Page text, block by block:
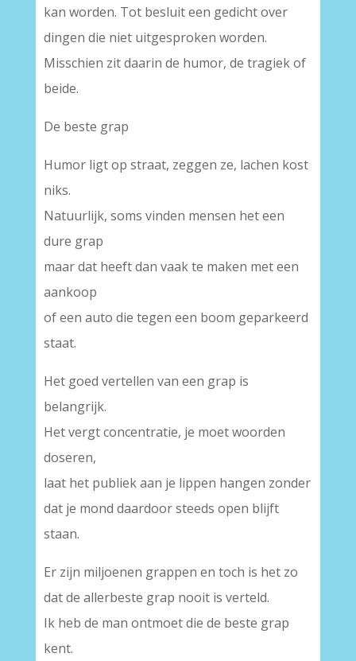
kan worden. Tot besluit een gedicht over
dingen die niet uitgesproken worden.
Misschien zit daarin de humor, de tragiek of
beide.
De beste grap
Humor ligt op straat, zeggen ze, lachen kost
niks.
Natuurlijk, soms vinden mensen het een
dure grap
maar dat heeft dan vaak te maken met een
aankoop
of een auto die tegen een boom geparkeerd
staat.
Het goed vertellen van een grap is
belangrijk.
Het vergt concentratie, je moet woorden
doseren,
laat het publiek aan je lippen hangen zonder
dat je mond daardoor steeds open blijft
staan.
Er zijn miljoenen grappen en toch is het zo
dat de allerbeste grap nooit is verteld.
Ik heb de man ontmoet die de beste grap
kent.